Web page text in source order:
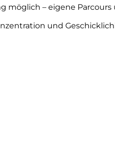
möglich – eigene
und